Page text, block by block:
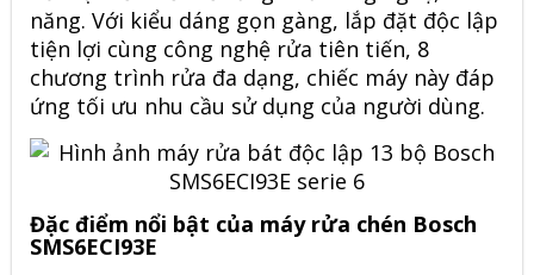
năng. Với kiểu dáng gọn gàng, lắp đặt độc lập
tiện lợi cùng công nghệ rửa tiên tiến, 8
chương trình rửa đa dạng, chiếc máy này đáp
ứng tối ưu nhu cầu sử dụng của người dùng.
Đặc điểm nổi bật của máy rửa chén Bosch
SMS6ECI93E